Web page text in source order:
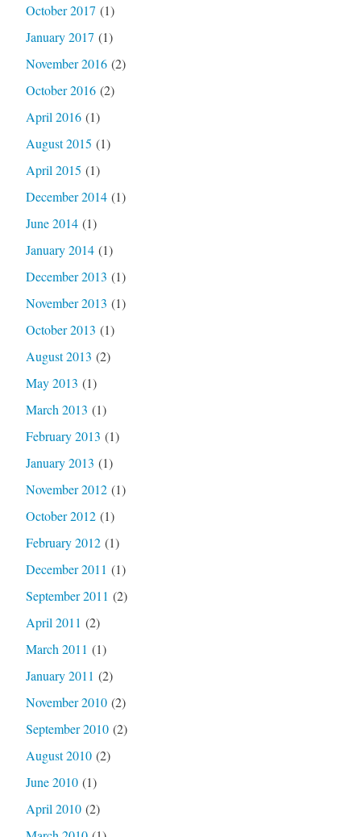
October 2017 (1)
January 2017 (1)
November 2016(2)
October 2016(2)
April 2016(1)
August 2015 (1)
April 2015 (1)
December 2014(1)
June 2014(1)
January 2014(1)
December 2013 (1)
November 2013 (1)
October 2013 (1)
August 2013 (2)
May 2013 (1)
March 2013 (1)
February 2013 (1)
January 2013 (1)
November 2012(1)
October 2012(1)
February 2012(1)
December 2011 (1)
September 2011 (2)
April 2011 (2)
March 2011 (1)
January 2011 (2)
November 2010(2)
September 2010(2)
August 2010(2)
June 2010(1)
April 2010(2)